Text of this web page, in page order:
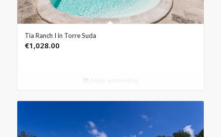
Tia Ranch I in Torre Suda
€1,028.00